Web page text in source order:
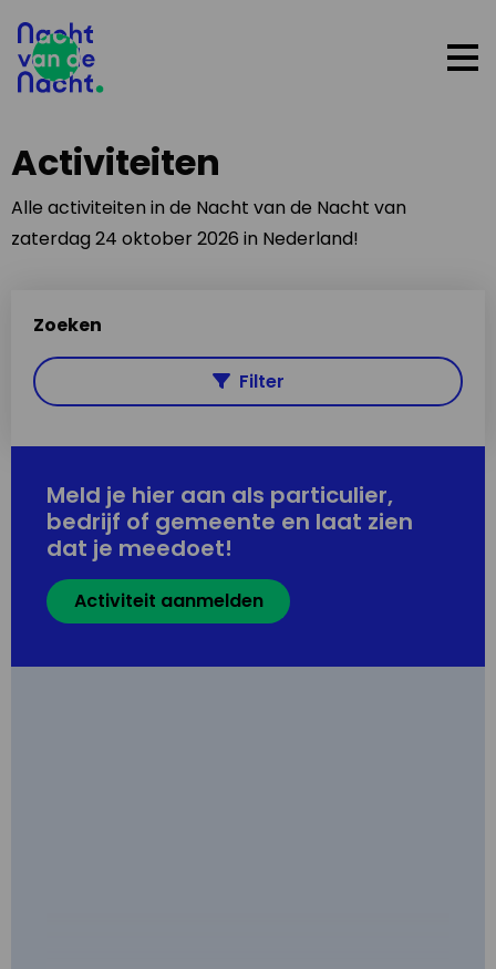
Activiteiten
Alle activiteiten in de Nacht van de Nacht van
zaterdag 24 oktober 2026 in Nederland!
Zoeken
Filter
Meld je hier aan als particulier,
bedrijf of gemeente en laat zien
dat je meedoet!
Activiteit aanmelden